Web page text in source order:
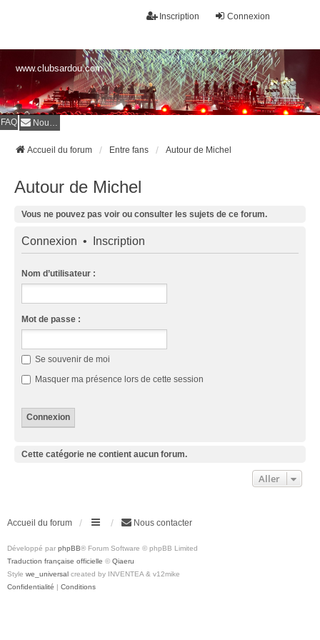
Connexion
Inscription
www.clubsardou.com
FAQ Nous contacter
Accueil du forum Entre fans Autour de Michel
Autour de Michel
Vous ne pouvez pas voir ou consulter les sujets de ce forum.
Connexion • Inscription
Nom d’utilisateur :
Mot de passe :
Se souvenir de moi
Masquer ma présence lors de cette session
Cette catégorie ne contient aucun forum.
Aller
Accueil du forum Nous contacter
Développé par phpBB® Forum Software © phpBB Limited
Traduction française officielle © Qiaeru
Style we_universal created by INVENTEA & v12mike
Confidentialité | Conditions